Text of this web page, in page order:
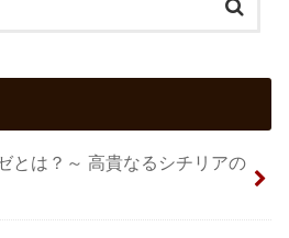
とは？～ 高貴なるシチリアの